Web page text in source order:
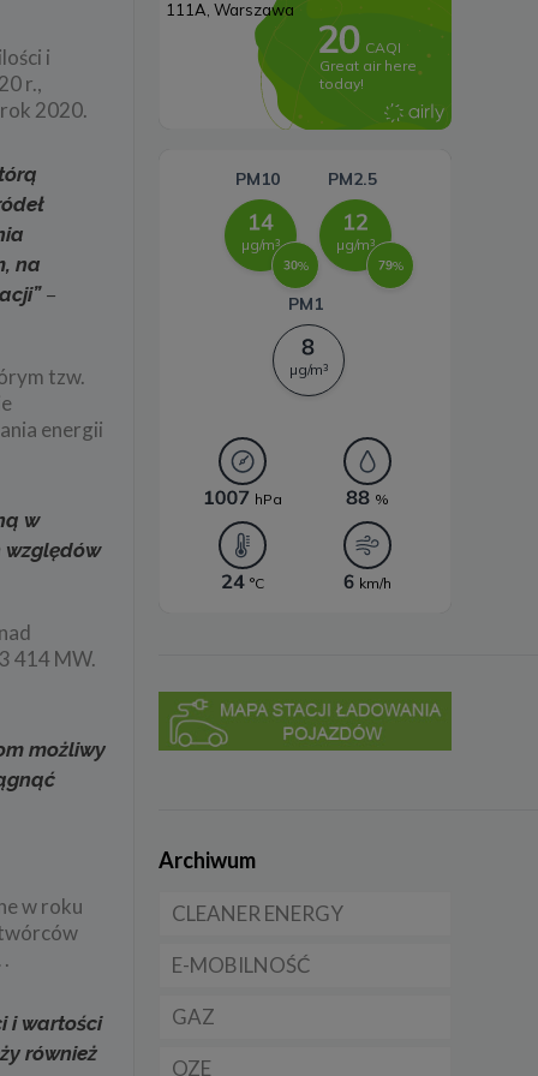
i
r.,
2020.
na
–
tzw.
energii
w
względów
414 MW.
możliwy
w roku
i wartości
również
Systemy magazynowania
Archiwum
CLEANER ENERGY
Dla domu
Dla firmy
Dla samorządu
E-MOBILNOŚĆ
Samochody elektryczne
GAZ
CNG
OZE